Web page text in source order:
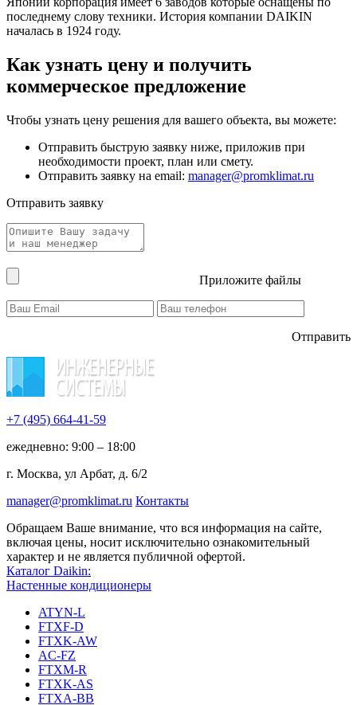
последнему слову техники. История компании DAIKIN
началась в 1924 году.
Как узнать цену и получить
коммерческое предложение
Чтобы узнать цену решения для вашего объекта, вы можете:
Отправить быструю заявку ниже, приложив при
необходимости проект, план или смету.
Отправить заявку на email: manager@promklimat.ru
Отправить заявку
Приложите файлы
Отправить
+7 (495) 664-41-59
ежедневно: 9:00 – 18:00
г. Москва, ул Арбат, д. 6/2
manager@promklimat.ru Контакты
Обращаем Ваше внимание, что вся информация на сайте,
включая цены, носит исключительно ознакомительный
характер и не является публичной офертой.
Каталог Daikin:
Настенные кондиционеры
ATYN-L
FTXF-D
FTXK-AW
AC-FZ
FTXM-R
FTXK-AS
FTXA-BB